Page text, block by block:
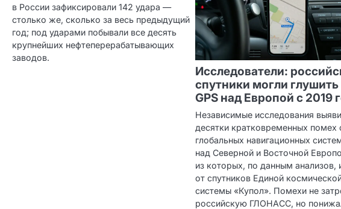
в России зафиксировали 142 удара —
столько же, сколько за весь предыдущий
год; под ударами побывали все десять
крупнейших нефтеперерабатывающих
заводов.
Исследователи:
спутники могли глушить
GPS над Европой с 2019
Независимые исследования
десятки кратковременных помех
глобальных навигационных
над Северной и Восточной
из которых, по данным анализов,
от спутников Единой
системы «Купол». Помехи не
российскую ГЛОНАСС, но